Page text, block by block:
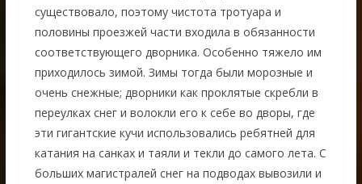
существовало, поэтому чистота тротуара и
половины проезжей части входила в обязанности
соответствующего дворника. Особенно тяжело им
приходилось зимой. Зимы тогда были морозные и
очень снежные; дворники как проклятые скребли в
переулках снег и волокли его к себе во дворы, где
эти гигантские кучи использовались ребятней для
катания на санках и таяли и текли до самого лета. С
больших магистралей снег на подводах вывозили и